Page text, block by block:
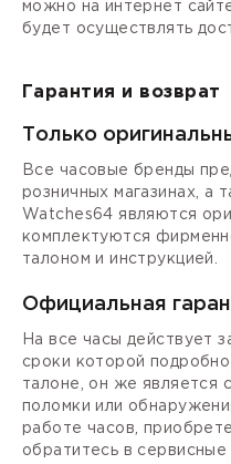
можно на интернет
будет осуществлять
Гарантия и возврат
Только
Все часовые бренды
розничных магазинах, а
Watches64 являются
комплектуются
талоном и инструкцией.
Официальная
На все часы действует
сроки которой
талоне, он же является
поломки или
работе часов,
обратитесь в